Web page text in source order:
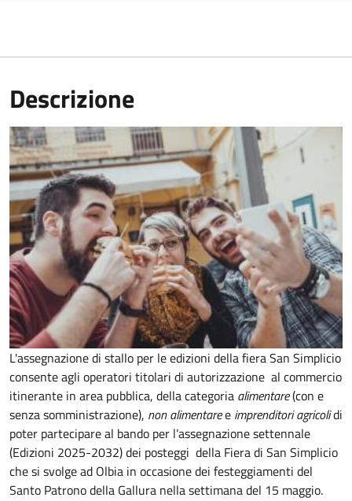
Descrizione
L'assegnazione di stallo per le edizioni della fiera San Simplicio
consente agli operatori titolari di autorizzazione al commercio
itinerante in area pubblica, della categoria alimentare(con e
senza somministrazione), non alimentaree imprenditori agricolidi
poter partecipare al bando per l’assegnazione settennale
(Edizioni 2025-2032) dei posteggi della Fiera di San Simplicio
che si svolge ad Olbia in occasione dei festeggiamenti del
Santo Patrono della Gallura nella settimana del 15 maggio.